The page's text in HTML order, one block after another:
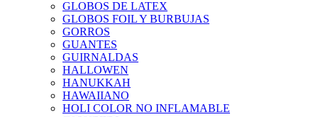
GLOBOS DE LATEX
GLOBOS FOIL Y BURBUJAS
GORROS
GUANTES
GUIRNALDAS
HALLOWEN
HANUKKAH
HAWAIIANO
HOLI COLOR NO INFLAMABLE